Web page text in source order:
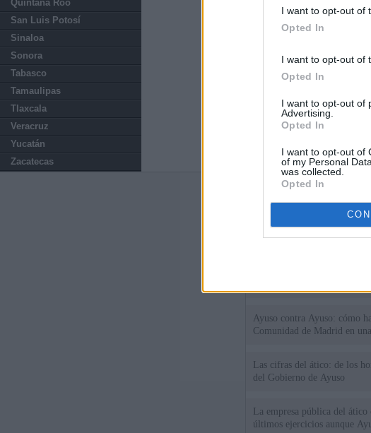
I want to opt-out of
Opted In
I want to opt-out of
Opted In
I want to opt-out of
Advertising.
Opted In
I want to opt-out of
of my Personal
was collected.
Opted In
Quintana Roo
San Luis Potosí
Sinaloa
Sonora
Tabasco
Tamaulipas
Tlaxcala
Veracruz
Yucatán
Zacatecas
El consejero al que Ayuso
que Madrid no tiene
El Gobierno de Ayuso no
Ayuso contra Ayuso: cómo
Comunidad de Madrid en
Las cifras del ático: de los
del Gobierno de Ayuso
La empresa pública del
últimos ejercicios aunque